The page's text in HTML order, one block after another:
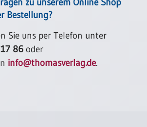
Bestellung?
Sie uns per Telefon unter
86 oder
info@thomasverlag.de.